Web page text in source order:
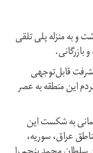
و به منزله پلی تلقی
قابل‌توجهی
این منطقه به عصر
عثمانی به شکست این
عراق، سوریه،